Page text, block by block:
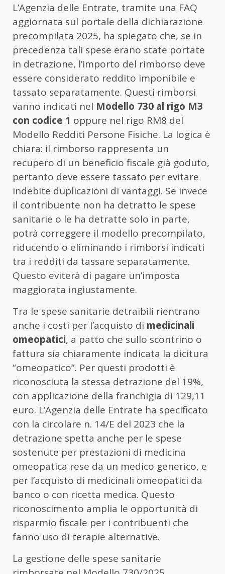
L’Agenzia delle Entrate, tramite una FAQ
aggiornata sul portale della dichiarazione
precompilata 2025, ha spiegato che, se in
precedenza tali spese erano state portate
in detrazione, l’importo del rimborso deve
essere considerato reddito imponibile e
tassato separatamente. Questi rimborsi
vanno indicati nel Modello 730 al rigo M3
con codice 1 oppure nel rigo RM8 del
Modello Redditi Persone Fisiche. La logica è
chiara: il rimborso rappresenta un
recupero di un beneficio fiscale già goduto,
pertanto deve essere tassato per evitare
indebite duplicazioni di vantaggi. Se invece
il contribuente non ha detratto le spese
sanitarie o le ha detratte solo in parte,
potrà correggere il modello precompilato,
riducendo o eliminando i rimborsi indicati
tra i redditi da tassare separatamente.
Questo eviterà di pagare un’imposta
maggiorata ingiustamente.
Tra le spese sanitarie detraibili rientrano
anche i costi per l’acquisto di medicinali
omeopatici, a patto che sullo scontrino o
fattura sia chiaramente indicata la dicitura
“omeopatico”. Per questi prodotti è
riconosciuta la stessa detrazione del 19%,
con applicazione della franchigia di 129,11
euro. L’Agenzia delle Entrate ha specificato
con la circolare n. 14/E del 2023 che la
detrazione spetta anche per le spese
sostenute per prestazioni di medicina
omeopatica rese da un medico generico, e
per l’acquisto di medicinali omeopatici da
banco o con ricetta medica. Questo
riconoscimento amplia le opportunità di
risparmio fiscale per i contribuenti che
fanno uso di terapie alternative.
La gestione delle spese sanitarie